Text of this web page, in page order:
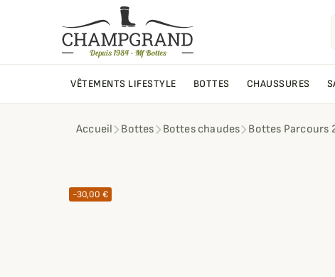
VÊTEMENTS LIFESTYLE BOTTES CHAUSSURES
Accueil Bottes Bottes chaudes Bottes Parcours
-30,00 €